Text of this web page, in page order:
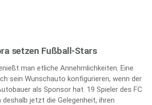
setzen Fußball-Stars
man etliche Annehmlichkeiten. Eine
sein Wunschauto konfigurieren, wenn der
als Sponsor hat. 19 Spieler des FC
jetzt die Gelegenheit, ihren